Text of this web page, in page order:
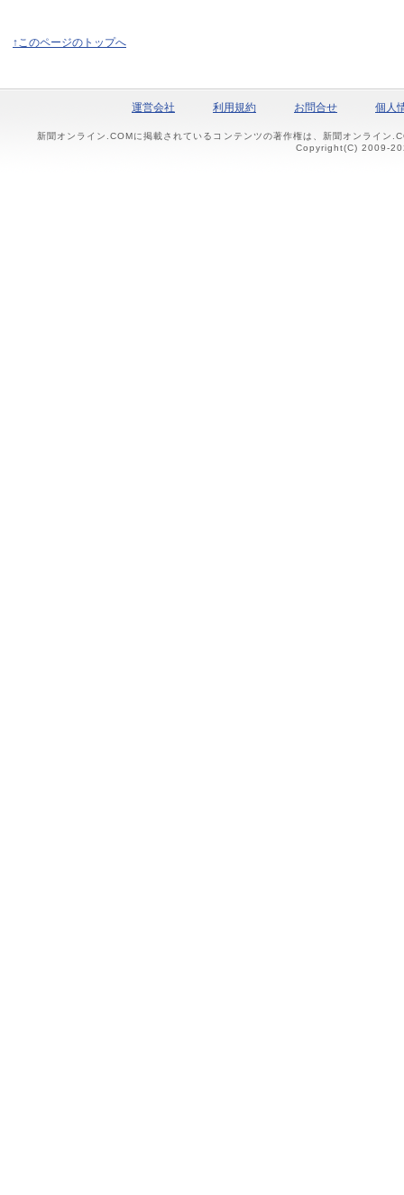
↑このページのトップへ
運営会社 利用規約 お問合せ 個人
新聞オンライン.COMに掲載されているコンテンツの著作権は、新聞オンライン
Copyright(C) 2009-